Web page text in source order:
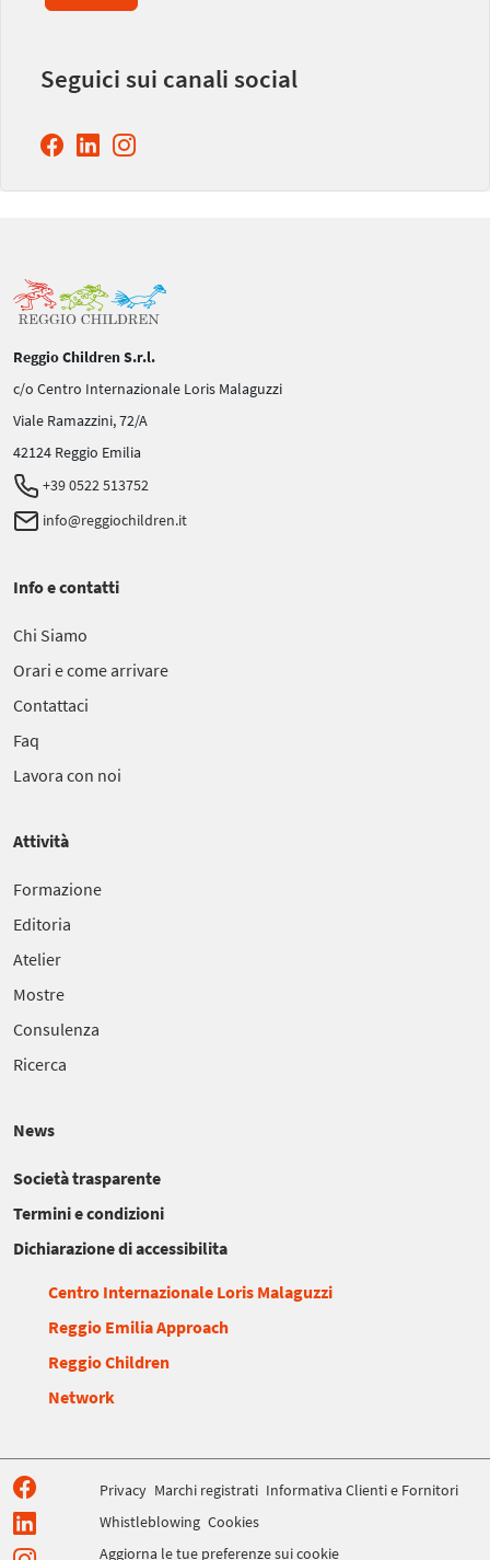
Seguici sui canali social
Reggio Children S.r.l.
c/o Centro Internazionale Loris Malaguzzi
Viale Ramazzini, 72/A
42124 Reggio Emilia
+39 0522 513752
info@reggiochildren.it
Info e contatti
Chi Siamo
Orari e come arrivare
Contattaci
Faq
Lavora con noi
Attività
Formazione
Editoria
Atelier
Mostre
Consulenza
Ricerca
News
Società trasparente
Termini e condizioni
Dichiarazione di accessibilita
Centro Internazionale Loris Malaguzzi
Reggio Emilia Approach
Reggio Children
Network
Privacy Marchi registrati Informativa Clienti e Fornitori
Whistleblowing Cookies
Aggiorna le tue preferenze sui cookie